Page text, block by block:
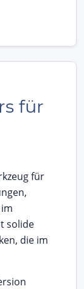
für
für
solide
die im